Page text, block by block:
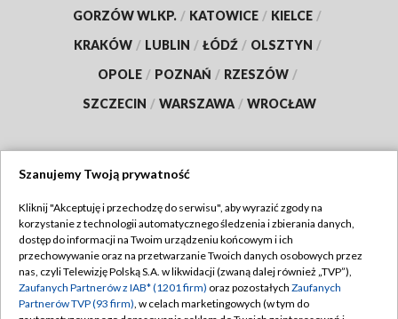
GORZÓW WLKP. / KATOWICE / KIELCE /
KRAKÓW / LUBLIN / ŁÓDŹ / OLSZTYN /
OPOLE / POZNAŃ / RZESZÓW /
SZCZECIN / WARSZAWA / WROCŁAW
TVP
Abonament TVP
Emisja w TVP
Centrum informacji TVP
Regulamin TVP
Polityka prywatności
Szanujemy Twoją prywatność
Kliknij "Akceptuję i przechodzę do serwisu", aby wyrazić zgody na
korzystanie z technologii automatycznego śledzenia i zbierania danych,
dostęp do informacji na Twoim urządzeniu końcowym i ich
przechowywanie oraz na przetwarzanie Twoich danych osobowych przez
nas, czyli Telewizję Polską S.A. w likwidacji (zwaną dalej również „TVP”),
Zaufanych Partnerów z IAB* (1201 firm) oraz pozostałych Zaufanych
Partnerów TVP (93 firm), w celach marketingowych (w tym do